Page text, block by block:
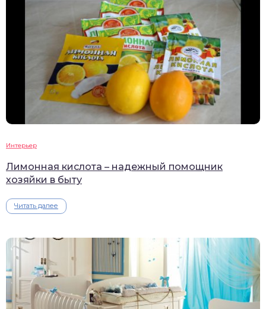
Интерьер
Лимонная кислота – надежный помощник
хозяйки в быту
Читать далее